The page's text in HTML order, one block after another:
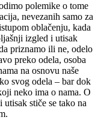
polemike o tome
nevezanih samo za
oblačenju, kada
izgled i utisak
priznamo ili ne, odelo
preko odela, osoba
na osnovu naše
svog odela – bar dok
neko ima o nama. O
stiče se tako na